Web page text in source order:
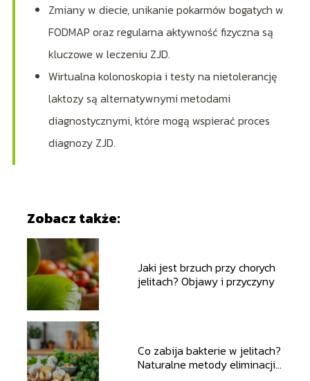
Zmiany w diecie, unikanie pokarmów bogatych w
FODMAP oraz regularna aktywność fizyczna są
kluczowe w leczeniu ZJD.
Wirtualna kolonoskopia i testy na nietolerancję
laktozy są alternatywnymi metodami
diagnostycznymi, które mogą wspierać proces
diagnozy ZJD.
Zobacz także:
Jaki jest brzuch przy chorych
jelitach? Objawy i przyczyny
Co zabija bakterie w jelitach?
Naturalne metody eliminacji